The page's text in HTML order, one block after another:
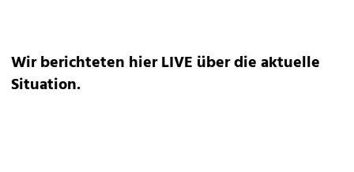
Wir berichteten hier LIVE über die aktuelle
Situation.